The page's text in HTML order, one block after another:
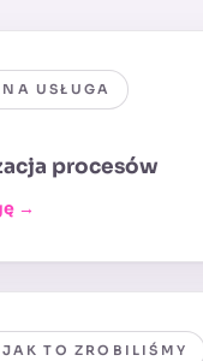
USŁUGA
procesów
→
TO ZROBILIŚMY